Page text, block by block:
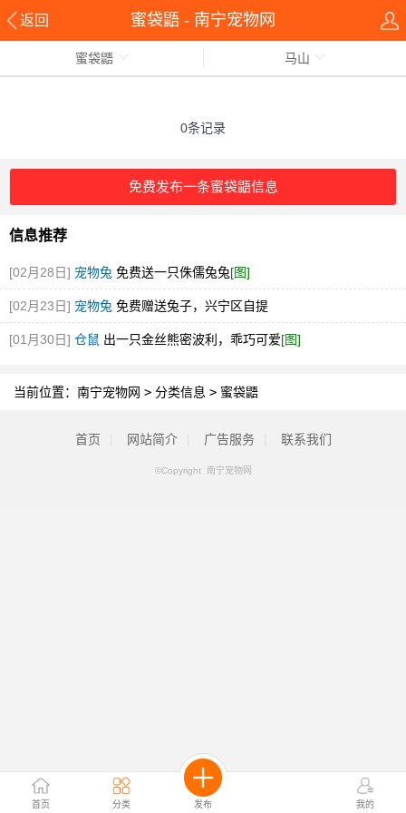
返回 蜜袋鼯 - 南宁宠物网
首页 分类 发布 我的
蜜袋鼯 马山
0条记录
免费发布一条蜜袋鼯信息
信息推荐
[02月28日] 宠物兔 免费送一只侏儒兔兔[图]
[02月23日] 宠物兔 免费赠送兔子，兴宁区自提
[01月30日] 仓鼠 出一只金丝熊密波利，乖巧可爱[图]
当前位置： 南宁宠物网 > 分类信息 > 蜜袋鼯
首页 网站简介 广告服务 联系我们
©Copyright 南宁宠物网